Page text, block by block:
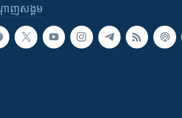
ាញ​សង្គម